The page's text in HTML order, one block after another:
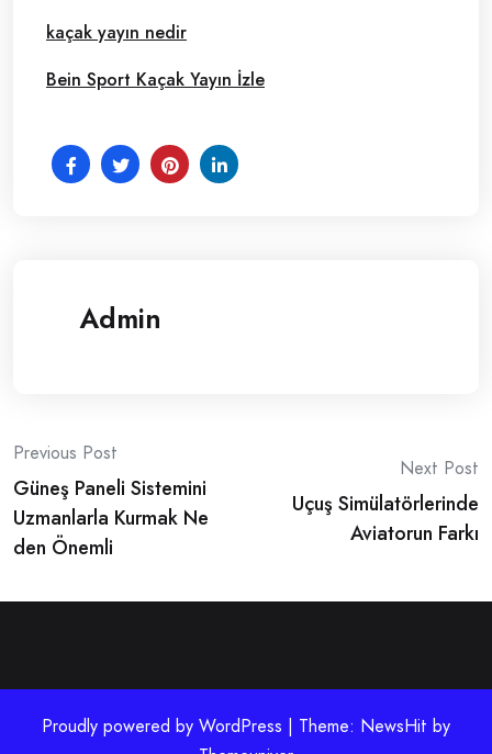
kaçak yayın nedir
Bein Sport Kaçak Yayın İzle
Admin
Post
navigation
Previous Post
Güneş Paneli Sistemini
Uzmanlarla Kurmak Ne
den Önemli
Next Post
Uçuş Simülatörlerinde
Aviatorun Farkı
Proudly powered by WordPress | Theme: NewsHit by